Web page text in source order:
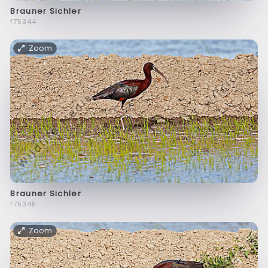
Brauner Sichler
f75344
Zoom
Brauner Sichler
f75345
Zoom